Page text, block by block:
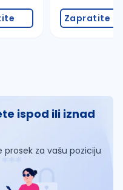
Zapratite
ispod ili iznad
za vašu poziciju